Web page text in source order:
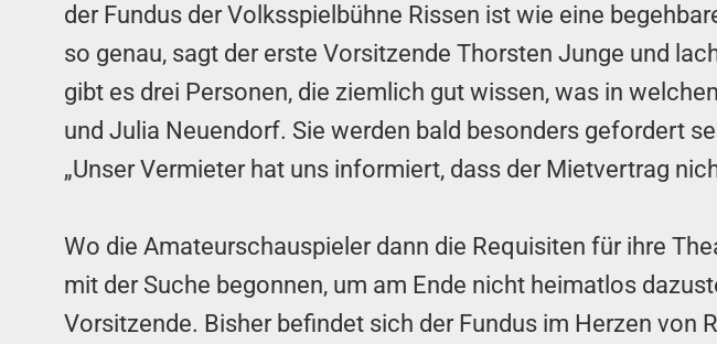
der Fundus der Volksspielbühne Rissen ist wie eine
so genau, sagt der erste Vorsitzende Thorsten Junge und
gibt es drei Personen, die ziemlich gut wissen, was in
und Julia Neuendorf. Sie werden bald besonders gefordert
„Unser Vermieter hat uns informiert, dass der Mietvertrag
Wo die Amateurschauspieler dann die Requisiten für ihre
mit der Suche begonnen, um am Ende nicht heimatlos
Vorsitzende. Bisher befindet sich der Fundus im Herzen von